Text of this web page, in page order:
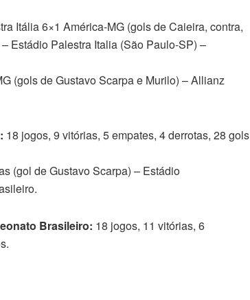
Itália 6×1 América-MG (gols de Caieira, contra,
Estádio Palestra Italia (São Paulo-SP) –
(gols de Gustavo Scarpa e Murilo) – Allianz
18 jogos, 9 vitórias, 5 empates, 4 derrotas, 28 gols
(gol de Gustavo Scarpa) – Estádio
Brasileiro: 18 jogos, 11 vitórias, 6